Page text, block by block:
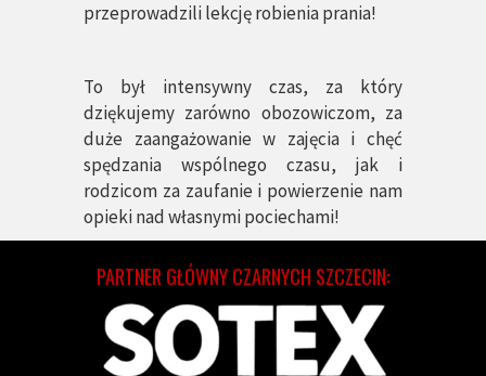
przeprowadzili lekcję robienia prania!
To był intensywny czas, za który
dziękujemy zarówno obozowiczom, za
duże zaangażowanie w zajęcia i chęć
spędzania wspólnego czasu, jak i
rodzicom za zaufanie i powierzenie nam
opieki nad własnymi pociechami!
PARTNER GŁÓWNY CZARNYCH SZCZECIN: